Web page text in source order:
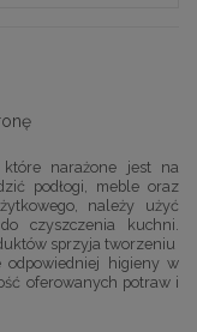
stronę
które narażone jest na
podłogi, meble oraz
należy użyć
czyszczenia kuchni.
sprzyja tworzeniu
odpowiedniej higieny w
oferowanych potraw i